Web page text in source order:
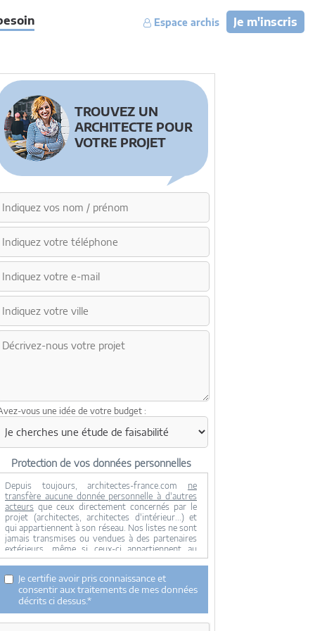
Je m'inscris
Espace archis
TROUVEZ UN
ARCHITECTE POUR
VOTRE PROJET
vous une idée de votre budget :
Protection de vos données personnelles
Depuis toujours, architectes-france.com ne
transfère aucune donnée personnelle à d'autres
acteurs que ceux directement concernés par le
projet (architectes, architectes d'intérieur...) et
qui appartiennent à son réseau. Nos listes ne sont
jamais transmises ou vendues à des partenaires
extérieurs, même si ceux-ci appartiennent au
domaine de la construction.
effectuée qu'avec votre consentement.
Je consens à ce que mes données personnelles
soient collectées pour permettre à architectes-
france de transférer votre projet aux architectes.
Seul Architectes-france, ses équipes internes et la
Je certifie avoir pris connaissance et
consentir aux traitements de mes données
décrits ci dessus.*